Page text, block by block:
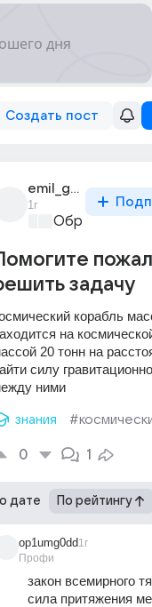
Создать пост
emil_ganaev
1г
задачу
корабль
на
20 тонн на
силу
ними
знания
0 1
дате По рейтингу
op1umg0dd
Профи
1г
закон всемирного
сила притяжения